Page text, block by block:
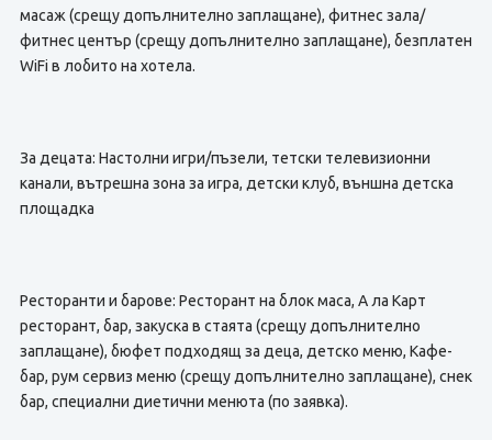
масаж (срещу допълнително заплащане), фитнес зала/
фитнес център (срещу допълнително заплащане), безплатен
WiFi в лобито на хотела.
За децата: Настолни игри/пъзели, тетски телевизионни
канали, вътрешна зона за игра, детски клуб, външна детска
площадка
Ресторанти и барове: Ресторант на блок маса, А ла Карт
ресторант, бар, закуска в стаята (срещу допълнително
заплащане), бюфет подходящ за деца, детско меню, Кафе-
бар, рум сервиз меню (срещу допълнително заплащане), снек
бар, специални диетични менюта (по заявка).